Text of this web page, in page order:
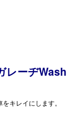
レーヂWash
キレイにします。